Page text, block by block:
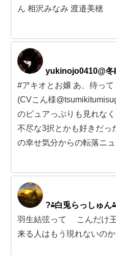
ん 相沢みなみ 渡邉美穂
yukinojo0410@冬
#アキオとお嬢 あ、待っ
(CVこん様
のピュアっぷりも見れな
不尽な3択とかも好きだっ
の幸せ気分からの転落ニュ
?⁂白兎らっしゅん
羽生結弦って こんだけ
来る人はもう現れないの